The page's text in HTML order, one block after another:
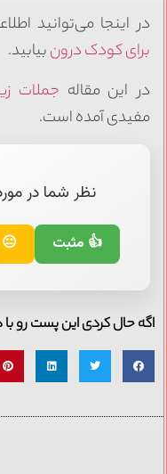
در اینجا می‌توانید
برای کودک درونبیابید.
در این مقاله جملات
مفیدی آمده است.
نظر شما در
👍 مثبت
اگه حال کردی این پست رو با